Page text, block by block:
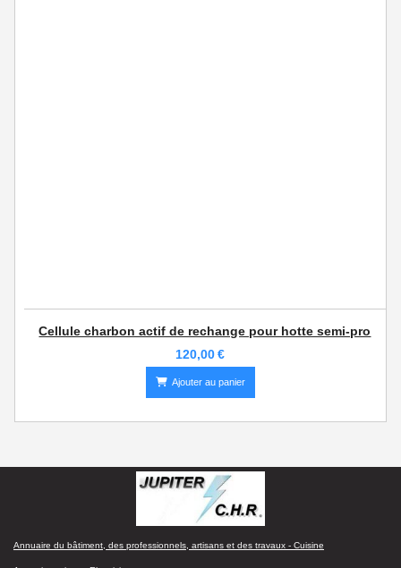
Cellule charbon actif de rechange pour hotte semi-pro
120,00€
Ajouter au panier
Annuaire du bâtiment, des professionnels, artisans et des travaux - Cuisine